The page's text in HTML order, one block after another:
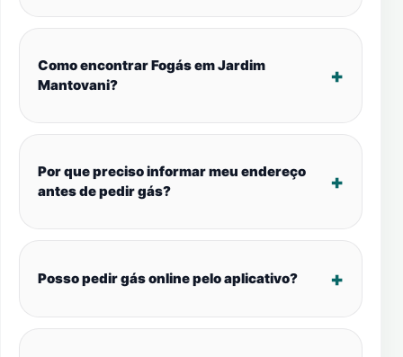
Como encontrar Fogás em Jardim
Mantovani?
Por que preciso informar meu endereço
antes de pedir gás?
Posso pedir gás online pelo aplicativo?